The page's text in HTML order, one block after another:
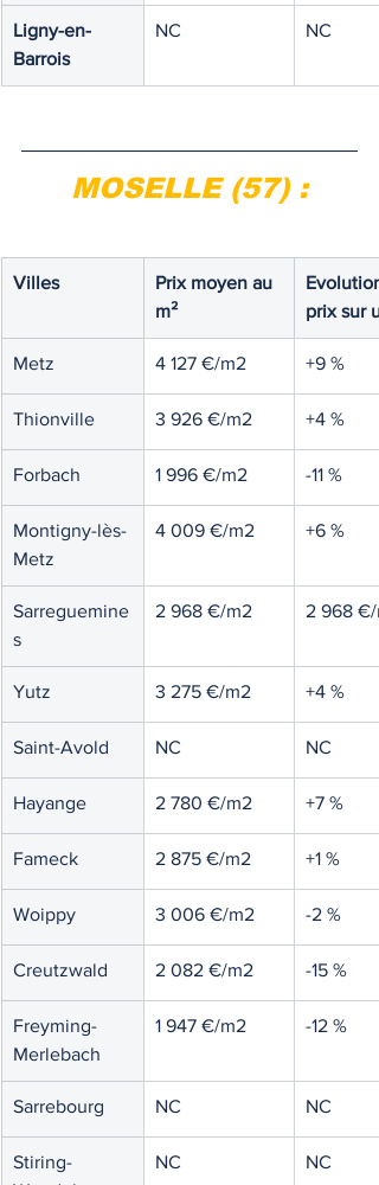
Ligny-en-
Barrois
NC NC
MOSELLE (57) :
Villes
Prix moyen au
m²
prix sur
Metz 4 127 €/m2 +9 %
Thionville 3 926 €/m2 +4 %
Forbach 1 996 €/m2 -11 %
Montigny-lès-
Metz
4 009 €/m2 +6 %
Sarreguemine
s
2 968 €/m2 2 968 €/
Yutz 3 275 €/m2 +4 %
Saint-Avold NC NC
Hayange 2 780 €/m2 +7 %
Fameck 2 875 €/m2 +1 %
Woippy 3 006 €/m2 -2 %
Creutzwald 2 082 €/m2 -15 %
Freyming-
Merlebach
1 947 €/m2 -12 %
Sarrebourg NC NC
Stiring-
NC NC